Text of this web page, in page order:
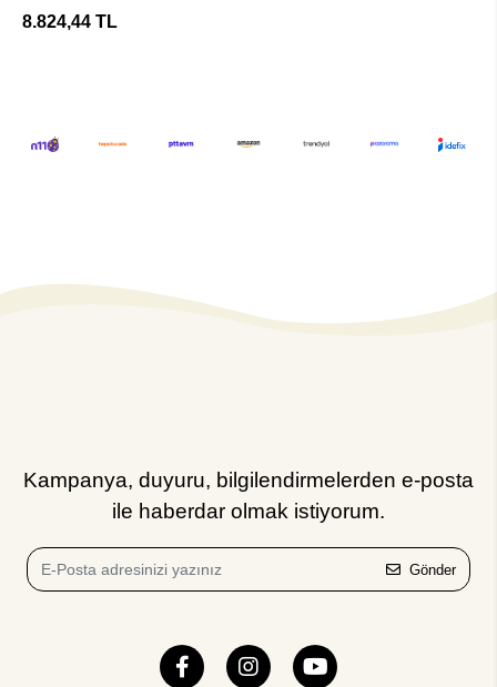
8.824,44 TL
Kampanya, duyuru, bilgilendirmelerden e-posta
ile haberdar olmak istiyorum.
Gönder